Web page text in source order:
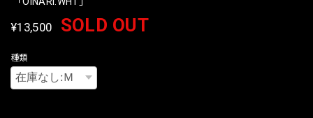
¥13,500 SOLD OUT
種類